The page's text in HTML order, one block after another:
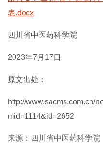
表.docx
四川省中医药科学院
2023年7月17日
原文出处：
http://www.sacms.com.cn/
mid=1114&id=2652
来源：四川省中医药科学院